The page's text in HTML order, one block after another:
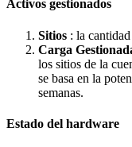
Activos gestionados
Sitios : la
Carga
los sitios de la
se basa en la
semanas.
Estado del hardware